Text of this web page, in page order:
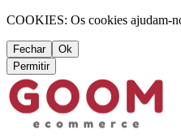
COOKIES: Os cookies ajudam-
Fechar
Ok
Permitir